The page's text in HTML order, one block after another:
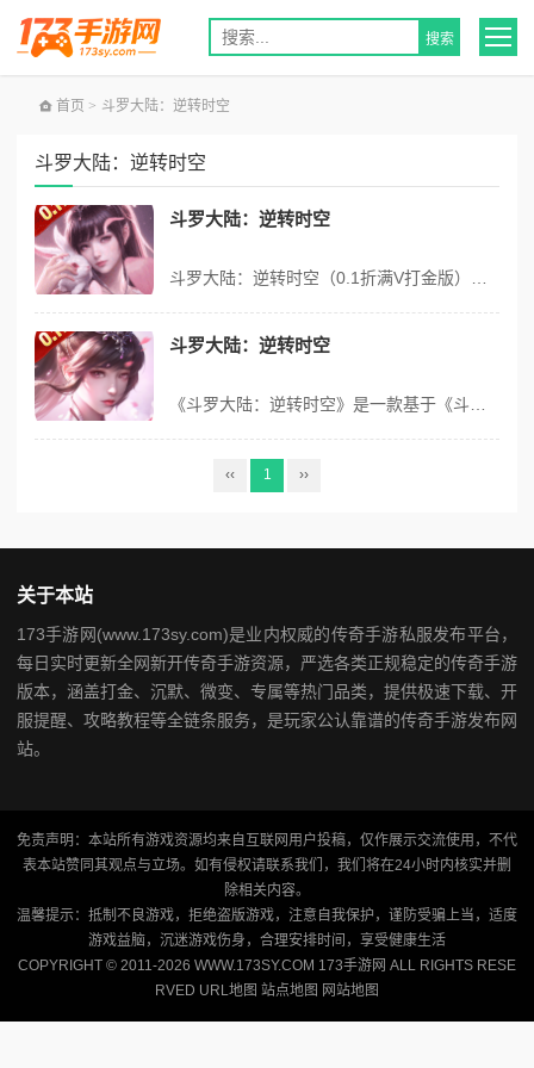
首页 > 斗罗大陆：逆转时空
斗罗大陆：逆转时空
斗罗大陆：逆转时空
斗罗大陆：逆转时空
‹‹ 1 ››
关于本站
173手游网(www.173sy.com)是业内权威的传奇手游私服发布平台，
每日实时更新全网新开传奇手游资源，严选各类正规稳定的传奇手游
版本，涵盖打金、沉默、微变、专属等热门品类，提供极速下载、开
服提醒、攻略教程等全链条服务，是玩家公认靠谱的传奇手游发布网
站。
免责声明：本站所有游戏资源均来自互联网用户投稿，仅作展示交流使用，不代
表本站赞同其观点与立场。如有侵权请联系我们，我们将在24小时内核实并删
除相关内容。
温馨提示：抵制不良游戏，拒绝盗版游戏，注意自我保护，谨防受骗上当，适度
游戏益脑，沉迷游戏伤身，合理安排时间，享受健康生活
COPYRIGHT © 2011-2026 WWW.173SY.COM 173手游网 ALL RIGHTS RESE
RVED URL地图 站点地图 网站地图